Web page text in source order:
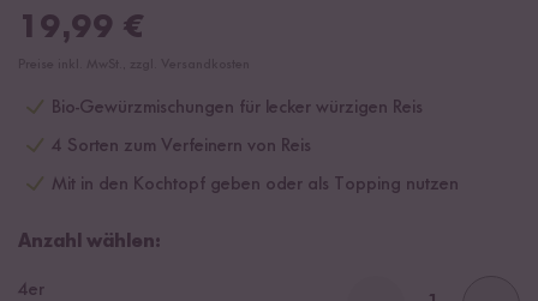
19,99 €
Bio-Gewürzmischungen für lecker würzigen Reis
4 Sorten zum Verfeinern von Reis
Mit in den Kochtopf geben oder als Topping nutzen
Anzahl wählen:
4er